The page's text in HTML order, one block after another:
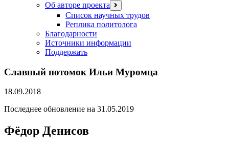
Об авторе проекта открыть
меню
Список научных трудов
Реплика политолога
Благодарности
Источники информации
Поддержать
Славный потомок Ильи Муромца
18.09.2018
Последнее обновление на 31.05.2019
Фёдор Денисов